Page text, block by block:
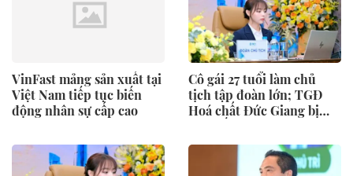
VinFast mảng sản xuất tại
Việt Nam tiếp tục biến
động nhân sự cấp cao
Cô gái 27 tuổi làm chủ
tịch tập đoàn lớn; TGĐ
Hoá chất Đức Giang bị